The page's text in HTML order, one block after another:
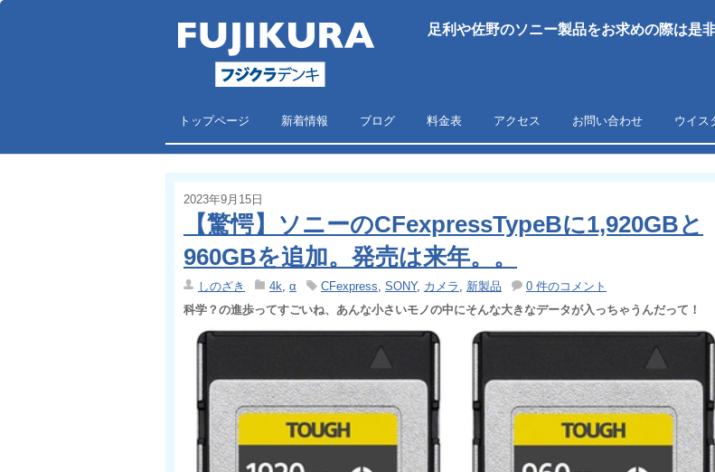
足利や佐野のソニー製品をお求めの際は是
トップページ 新着情報 ブログ 料金表 アクセス お問い合わせ ウイス
2023年9月15日
【驚愕】ソニーのCFexpressTypeBに1,920GBと
960GBを追加。発売は来年。。
しのざき 4k α CFexpress SONY, カメラ 新製品
0 件のコメント
科学？の進歩ってすごいね、あんな小さいモノの中にそんな大きなデータが入っちゃうんだって！